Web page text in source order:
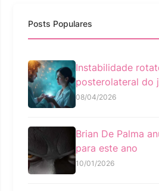
Posts Populares
Instabilidade
posterolateral do
08/04/2026
Brian De Palma
para este ano
10/01/2026